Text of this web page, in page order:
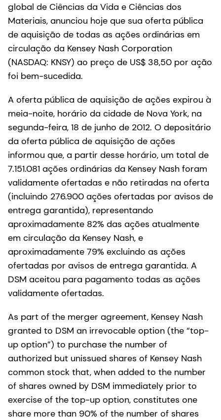
global de Ciências da Vida e Ciências dos
Materiais, anunciou hoje que sua oferta pública
de aquisição de todas as ações ordinárias em
circulação da Kensey Nash Corporation
(NASDAQ: KNSY) ao preço de US$ 38,50 por ação
foi bem-sucedida.
A oferta pública de aquisição de ações expirou à
meia-noite, horário da cidade de Nova York, na
segunda-feira, 18 de junho de 2012. O depositário
da oferta pública de aquisição de ações
informou que, a partir desse horário, um total de
7.151.081 ações ordinárias da Kensey Nash foram
validamente ofertadas e não retiradas na oferta
(incluindo 276.900 ações ofertadas por avisos de
entrega garantida), representando
aproximadamente 82% das ações atualmente
em circulação da Kensey Nash, e
aproximadamente 79% excluindo as ações
ofertadas por avisos de entrega garantida. A
DSM aceitou para pagamento todas as ações
validamente ofertadas.
As part of the merger agreement, Kensey Nash
granted to DSM an irrevocable option (the “top-
up option”) to purchase the number of
authorized but unissued shares of Kensey Nash
common stock that, when added to the number
of shares owned by DSM immediately prior to
exercise of the top-up option, constitutes one
share more than 90% of the number of shares